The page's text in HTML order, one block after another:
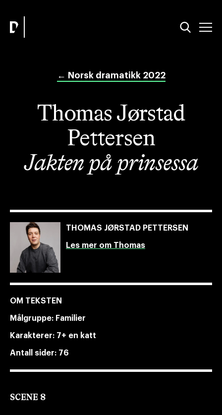
← Norsk dramatikk 2022
Thomas Jørstad
Pettersen
Jakten på prinsessa
THOMAS JØRSTAD PETTERSEN
Les mer om Thomas
OM TEKSTEN
Målgruppe: Familier
Karakterer: 7+ en katt
Antall sider: 76
SCENE 8